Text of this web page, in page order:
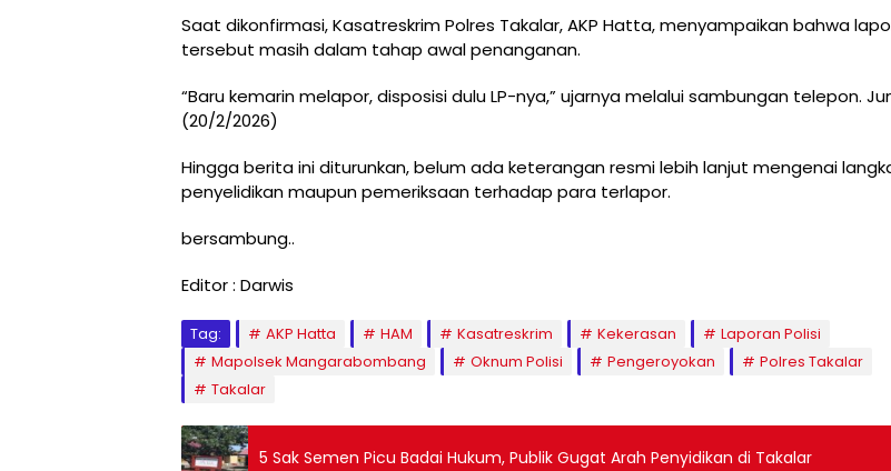
Saat dikonfirmasi, Kasatreskrim Polres Takalar, AKP Hatta, menyampaikan bahwa
tersebut masih dalam tahap awal penanganan.
“Baru kemarin melapor, disposisi dulu LP-nya,” ujarnya melalui sambungan telepon.
(20/2/2026)
Hingga berita ini diturunkan, belum ada keterangan resmi lebih lanjut mengenai
penyelidikan maupun pemeriksaan terhadap para terlapor.
bersambung..
Editor : Darwis
Tag: AKP Hatta HAM Kasatreskrim Kekerasan
Laporan Polisi
Mapolsek Mangarabombang
Oknum Polisi Pengeroyokan
Polres Takalar
Takalar
5 Sak Semen Picu Badai Hukum, Publik Gugat Arah Penyidikan di Takalar